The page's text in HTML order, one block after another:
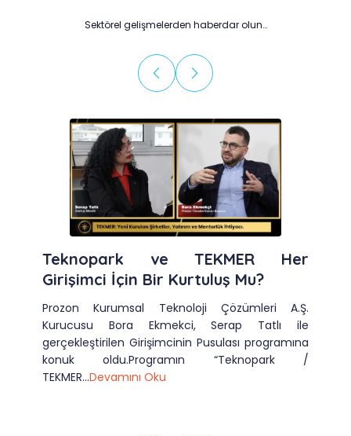
Sektörel gelişmelerden haberdar olun…
Teknopark ve TEKMER Her
Girişimci İçin Bir Kurtuluş Mu?
Prozon Kurumsal Teknoloji Çözümleri A.Ş.
Kurucusu Bora Ekmekci, Serap Tatlı ile
gerçekleştirilen Girişimcinin Pusulası programına
konuk oldu.Programın “Teknopark /
TEKMER...Devamını Oku